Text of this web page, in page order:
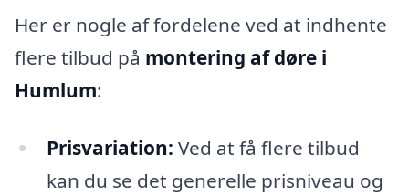
Her er nogle af fordelene ved at indhente
flere tilbud på montering af døre i
Humlum:
Prisvariation: Ved at få flere tilbud
kan du se det generelle prisniveau og